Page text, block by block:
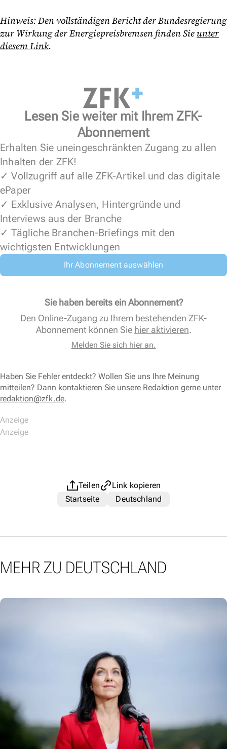
Hinweis: Den vollständigen Bericht der Bundesregierung
zur Wirkung der Energiepreisbremsen finden Sie unter
diesem Link.
Lesen Sie weiter mit Ihrem ZFK-
Abonnement
Erhalten Sie uneingeschränkten Zugang zu allen
Inhalten der ZFK!
✓ Vollzugriff auf alle ZFK-Artikel und das digitale
ePaper
✓ Exklusive Analysen, Hintergründe und
Interviews aus der Branche
✓ Tägliche Branchen-Briefings mit den
wichtigsten Entwicklungen
Ihr Abonnement auswählen
Sie haben bereits ein Abonnement?
Den Online-Zugang zu Ihrem bestehenden ZFK-
Abonnement können Sie hier aktivieren.
Melden Sie sich hier an.
Haben Sie Fehler entdeckt? Wollen Sie uns Ihre Meinung
mitteilen? Dann kontaktieren Sie unsere Redaktion gerne unter
redaktion@zfk.de.
Teilen
Link kopieren
Startseite
Deutschland
MEHR ZU DEUTSCHLAND